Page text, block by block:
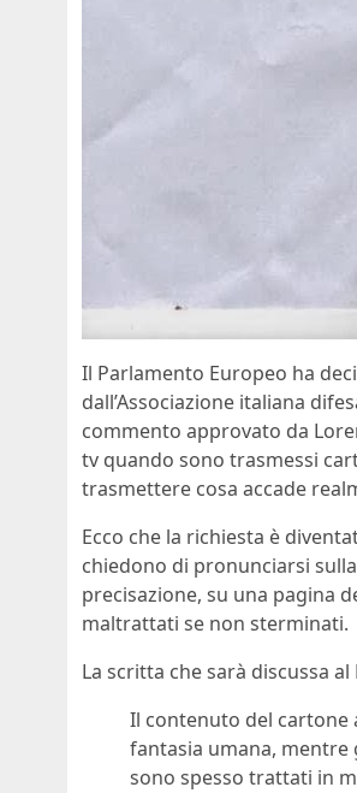
Il Parlamento Europeo ha
dall’Associazione italiana
commento approvato da
tv quando sono trasmessi
trasmettere cosa accade
Ecco che la richiesta è
chiedono di pronunciarsi
precisazione, su una pagina
maltrattati se non sterminati.
La scritta che sarà discussa
Il contenuto del cartone
fantasia umana,
sono spesso trattati in